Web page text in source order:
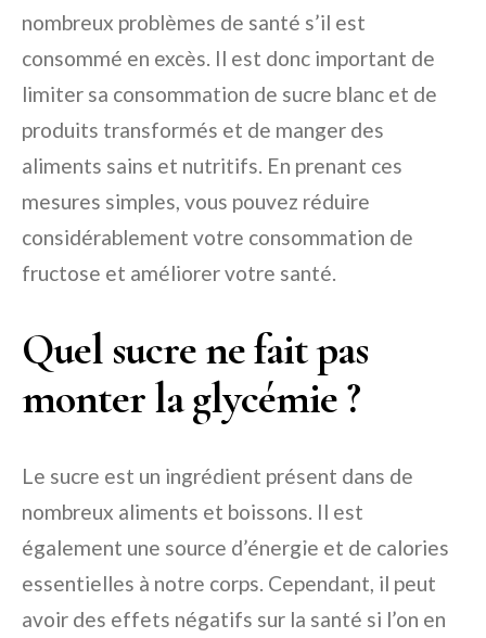
nombreux problèmes de santé s’il est
consommé en excès. Il est donc important de
limiter sa consommation de sucre blanc et de
produits transformés et de manger des
aliments sains et nutritifs. En prenant ces
mesures simples, vous pouvez réduire
considérablement votre consommation de
fructose et améliorer votre santé.
Quel sucre ne fait pas
monter la glycémie ?
Le sucre est un ingrédient présent dans de
nombreux aliments et boissons. Il est
également une source d’énergie et de calories
essentielles à notre corps. Cependant, il peut
avoir des effets négatifs sur la santé si l’on en